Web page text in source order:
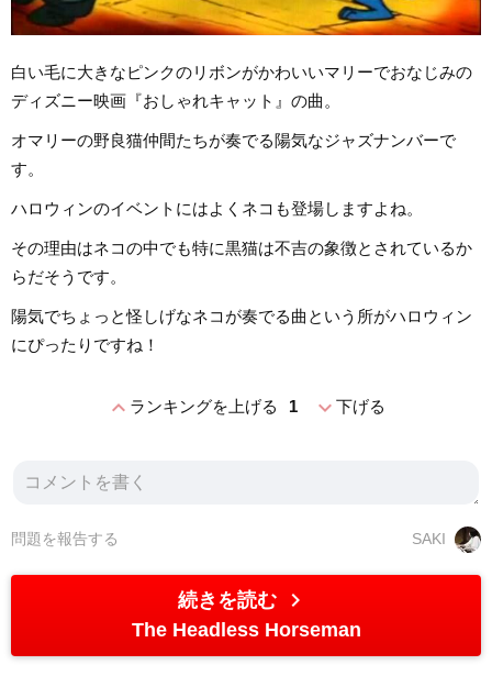
白い毛に大きなピンクのリボンがかわいいマリーでおなじみの
ディズニー映画『おしゃれキャット』の曲。
オマリーの野良猫仲間たちが奏でる陽気なジャズナンバーで
す。
ハロウィンのイベントにはよくネコも登場しますよね。
その理由はネコの中でも特に黒猫は不吉の象徴とされているか
らだそうです。
陽気でちょっと怪しげなネコが奏でる曲という所がハロウィン
にぴったりですね！
expand_lessランキングを上げる 1 expand_more下げる
SAKI
問題を報告する
続きを読む chevron_right
The Headless Horseman